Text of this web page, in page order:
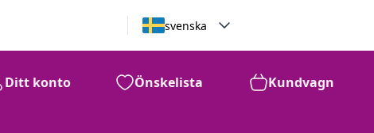
svenska
Ditt konto Önskelista Kundvagn